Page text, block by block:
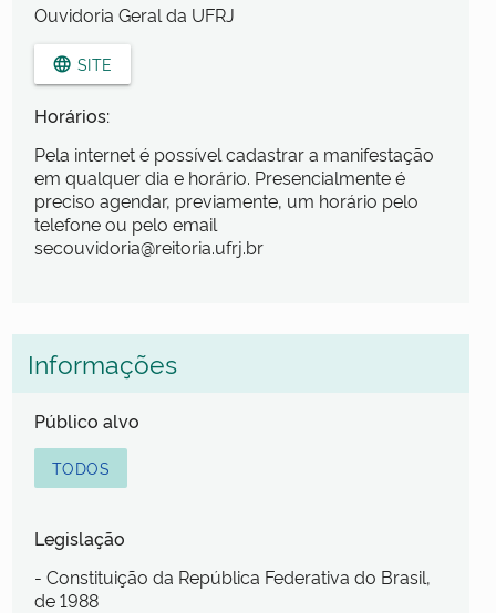
Ouvidoria Geral da UFRJ
language SITE
Horários:
Pela internet é possível cadastrar a manifestação
em qualquer dia e horário. Presencialmente é
preciso agendar, previamente, um horário pelo
telefone ou pelo email
secouvidoria@reitoria.ufrj.br
Informações
Público alvo
TODOS
Legislação
- Constituição da República Federativa do Brasil,
de 1988